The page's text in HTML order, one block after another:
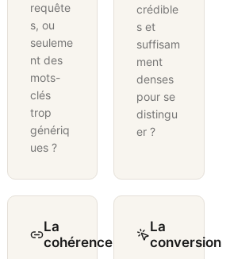
requête
s, ou
seuleme
nt des
mots-
clés
trop
génériq
ues ?
crédible
s et
suffisam
ment
denses
pour se
distingu
er ?
La
cohérence
La
conversion